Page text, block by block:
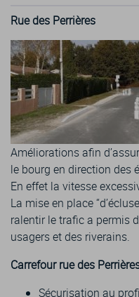
Rue des Perrières
Améliorations afin
le bourg en direction des
En effet la vitesse
La mise en place
ralentir le trafic a permis
usagers et des riverains.
Carrefour rue des
Sécurisation au